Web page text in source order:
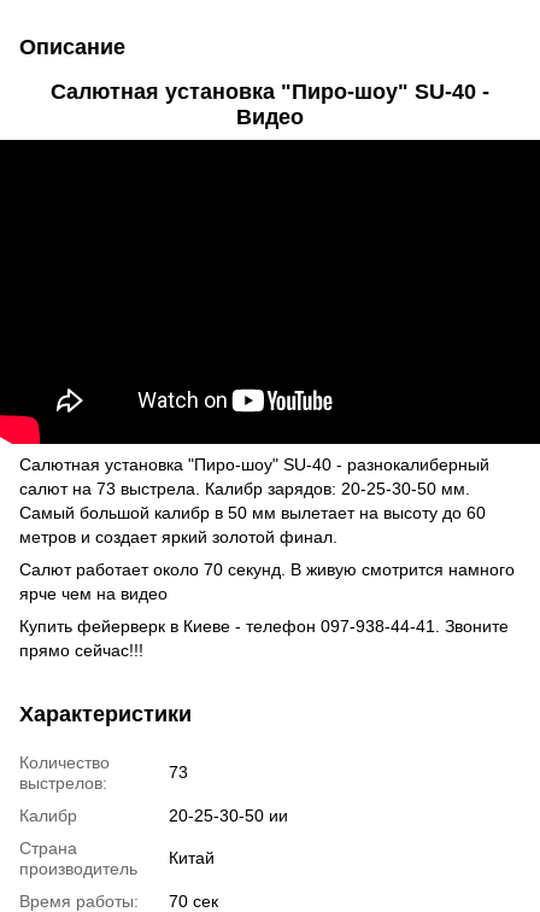
Описание
Салютная установка "Пиро-шоу" SU-40 -
Видео
Салютная установка "Пиро-шоу" SU-40 - разнокалиберный
салют на 73 выстрела. Калибр зарядов: 20-25-30-50 мм.
Самый большой калибр в 50 мм вылетает на высоту до 60
метров и создает яркий золотой финал.
Салют работает около 70 секунд. В живую смотрится намного
ярче чем на видео
Купить фейерверк в Киеве - телефон 097-938-44-41. Звоните
прямо сейчас!!!
Характеристики
Количество
выстрелов:
73
Калибр
20-25-30-50 ии
Страна
производитель
Китай
Время работы: 70 сек